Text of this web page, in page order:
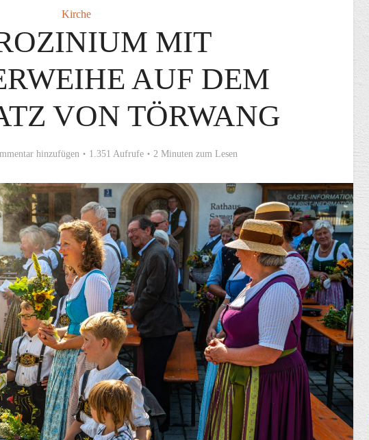
Kirche
MIT
AUF DEM
VON TÖRWANG
hinzufügen 1.351 Aufrufe 2 Minuten zum Lesen